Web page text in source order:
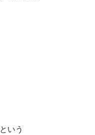
という